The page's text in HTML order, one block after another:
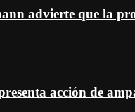
advierte que la
acción de